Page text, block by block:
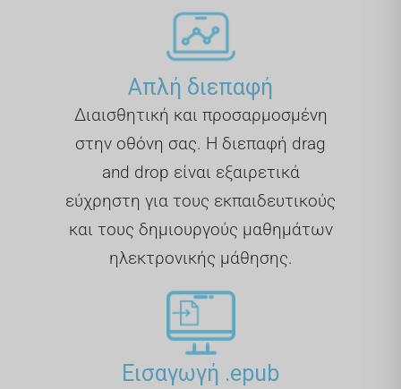
Απλή διεπαφή
Διαισθητική και προσαρμοσμένη
στην οθόνη σας. Η διεπαφή drag
and drop είναι εξαιρετικά
εύχρηστη για τους εκπαιδευτικούς
και τους δημιουργούς μαθημάτων
ηλεκτρονικής μάθησης.
Εισαγωγή .epub